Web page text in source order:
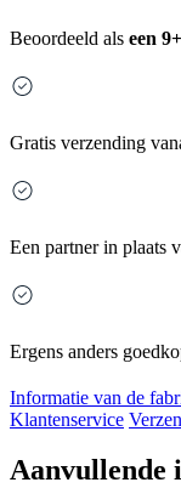
Beoordeeld als een 9+
Gratis verzending
Een partner in plaats
Ergens anders
Informatie van de
Klantenservice
Aanvullende